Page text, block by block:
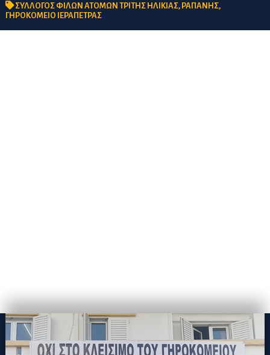
ΣΥΛΛΟΓΟΣ ΦΙΛΩΝ ΑΤΟΜΩΝ ΤΡΙΤΗΣ ΗΛΙΚΙΑΣ, ΡΑΠΑΝΗΣ,
ΓΗΡΟΚΟΜΕΙΟ ΙΕΡΑΠΕΤΡΑΣ